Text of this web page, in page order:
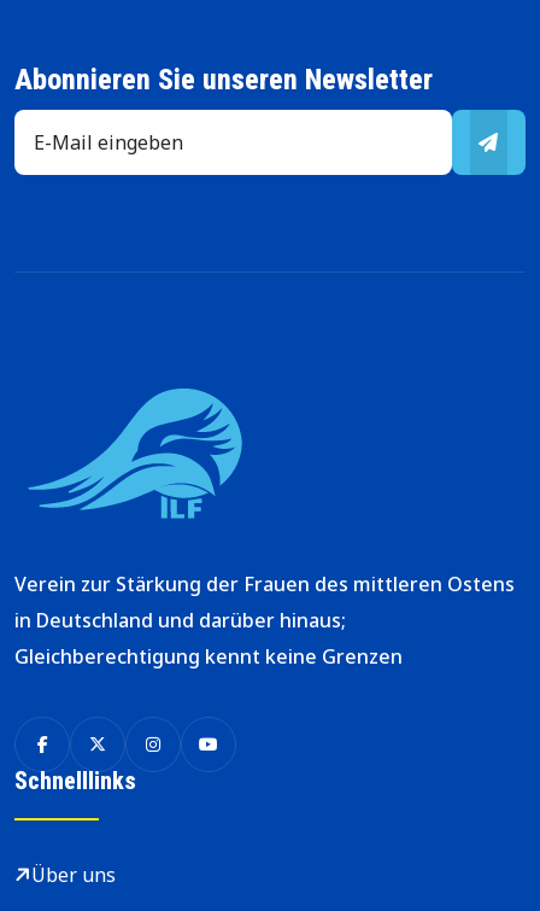
Abonnieren Sie unseren Newsletter
Verein zur Stärkung der Frauen des mittleren Ostens
in Deutschland und darüber hinaus;
Gleichberechtigung kennt keine Grenzen
Schnelllinks
Über uns